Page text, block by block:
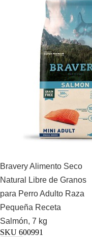
Bravery Alimento Seco
Natural Libre de Granos
para Perro Adulto Raza
Pequeña Receta
Salmón, 7 kg
SKU 600991